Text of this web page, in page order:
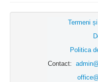
Termeni
Politica
Contact: